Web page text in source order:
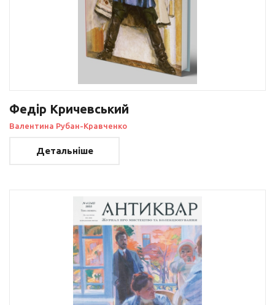
Федір Кричевський
Валентина Рубан-Кравченко
Детальніше